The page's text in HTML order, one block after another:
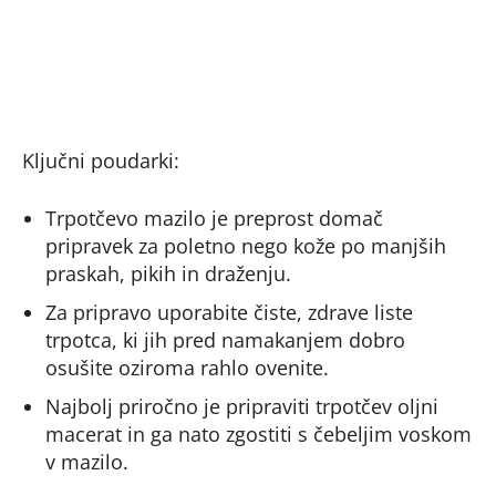
Ključni poudarki:
Trpotčevo mazilo je preprost domač
pripravek za poletno nego kože po manjših
praskah, pikih in draženju.
Za pripravo uporabite čiste, zdrave liste
trpotca, ki jih pred namakanjem dobro
osušite oziroma rahlo ovenite.
Najbolj priročno je pripraviti trpotčev oljni
macerat in ga nato zgostiti s čebeljim voskom
v mazilo.